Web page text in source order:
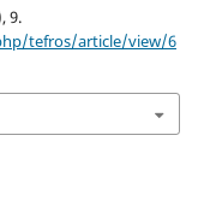
9.
tefros/article/view/6